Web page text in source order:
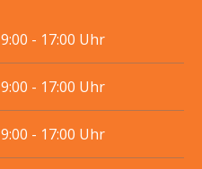
9:00 - 17:00 Uhr
9:00 - 17:00 Uhr
9:00 - 17:00 Uhr